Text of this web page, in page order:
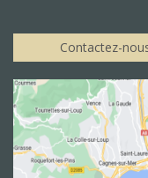
Contactez-